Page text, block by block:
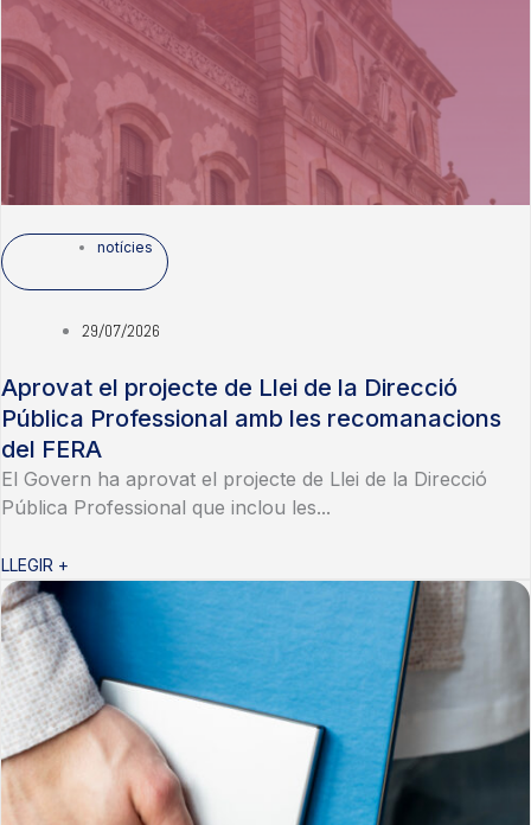
notícies
29/07/2026
Aprovat el projecte de Llei de la Direcció
Pública Professional amb les recomanacions
del FERA
El Govern ha aprovat el projecte de Llei de la Direcció
Pública Professional que inclou les...
LLEGIR +